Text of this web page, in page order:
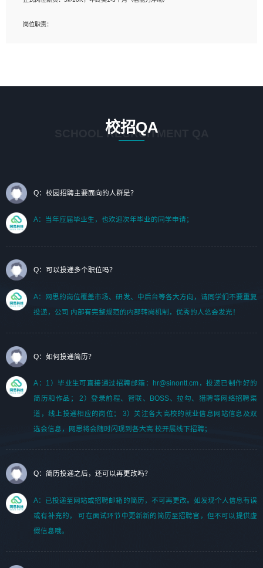
1、艺术设计类相关专业；（其中需求分析顾问不限专业）
岗位职责：
2. 熟悉 前端常用框架, 能独立完成设计给予的 UI 效果;
3. 有良好的代码习惯, 低级错误出现频率低;
7. 了解或熟悉 WebGL 及相关框架优先。
（岗位人员专职于行业应用解决方案、项目申报方案、投标方案的策划编写）
校招QA
SCHOOL RECRUITMENT QA
Q：校园招聘主要面向的人群是？
A：当年应届毕业生，也欢迎次年毕业的同学申请；
Q：可以投递多个职位吗？
A：网思的岗位覆盖市场、研发、中后台等各大方向，请同学们不要重复
投递，公司 内部有完整规范的内部转岗机制，优秀的人总会发光！
Q：如何投递简历？
A：1）毕业生可直接通过招聘邮箱：hr@sinontt.cm，投递已制作好的
简历和作品； 2）登录前程、智联、BOSS、拉勾、猎聘等网络招聘渠
道，线上投递相应的岗位； 3）关注各大高校的就业信息网站信息及双
选会信息，网思将会随时闪现到各大高 校开展线下招聘；
Q：简历投递之后，还可以再更改吗？
A：已投递至网站或招聘邮箱的简历，不可再更改。如发现个人信息有误
或有补充的， 可在面试环节中更新新的简历至招聘官，但不可以提供虚
假信息哦。